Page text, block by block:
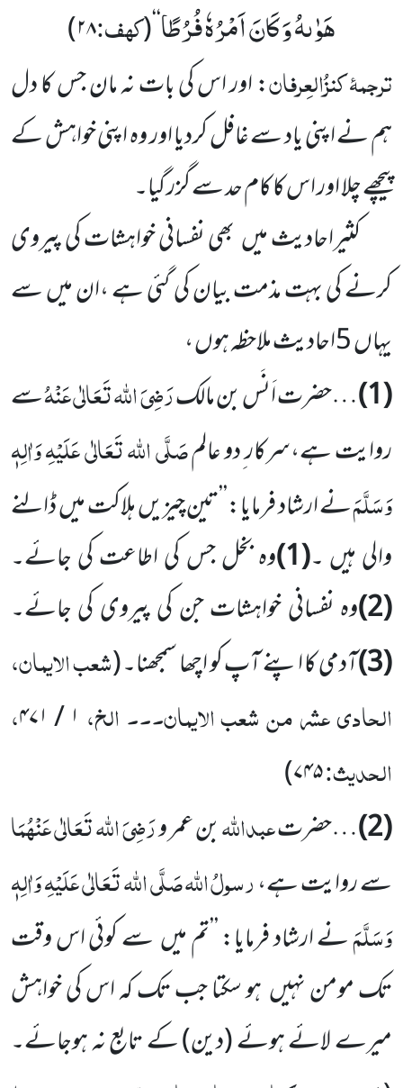
هَوٰىهُ وَ كَانَ اَمْرُهٗ فُرُطًا‘‘
(کہف:۲۸)
ترجمۂکنزُالعِرفان: اور اس کی بات نہ مان جس کا دل
ہم نے اپنی یاد سے غافل کردیا اور وہ اپنی خواہش کے
پیچھے چلا اور اس کا کام حد سے گزر گیا۔
کثیراحادیث میں بھی نفسانی خواہشات کی پیروی
کرنے کی بہت مذمت بیان کی گئی ہے ،ان میں سے
یہاں 5احادیث ملاحظہ ہوں ،
(1) …حضرت اَنَس بن مالکرَضِیَ اللہ تَعَالٰی عَنْہُسے
روایت ہے،سرکار ِدو عالمصَلَّی اللہ تَعَالٰی عَلَیْہِ وَاٰلِہٖ
وَسَلَّمَنے ارشاد فرمایا:’’تین چیزیں ہلاکت میں ڈالنے
والی ہیں ۔(1) وہ بخل جس کی اطاعت کی جائے۔
(2) وہ نفسانی خواہشات جن کی پیروی کی جائے۔
(3) آدمی کا اپنے آپ کو اچھا سمجھنا۔(شعب الایمان،
الحادی عشر من شعب الایمان۔۔۔ الخ، ۱ / ۴۷۱
،
الحدیث:۷۴۵)
(2) …حضرتعبداللہبن عمر ورَضِیَ اللہ تَعَالٰی عَنْہُمَا
سے روایت ہے،رسولُاللہصَلَّی اللہ تَعَالٰی عَلَیْہِ وَاٰلِہٖ
وَسَلَّمَنے ارشاد فرمایا: ’’تم میں سے کوئی اس وقت
تک مومن نہیں ہو سکتا جب تک کہ اس کی خواہش
میرے لائے ہوئے(دین)کے تابع نہ ہوجائے۔